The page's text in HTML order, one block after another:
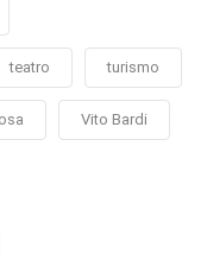
teatro turismo
Vito Bardi